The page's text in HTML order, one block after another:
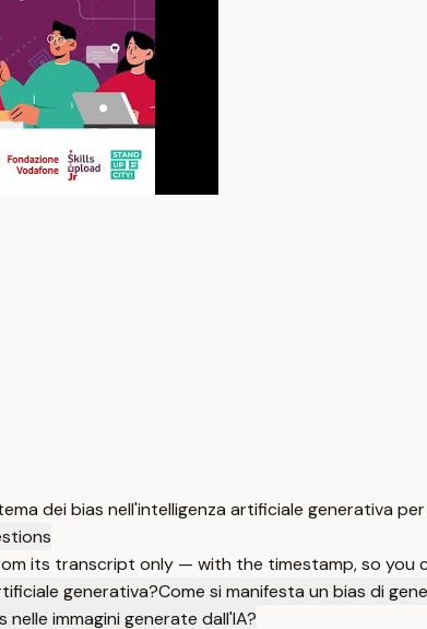
dei bias nell'intelligenza artificiale generativa
its transcript only — with the timestamp, so you
generativa?Come si manifesta un bias di
immagini generate dall'IA?